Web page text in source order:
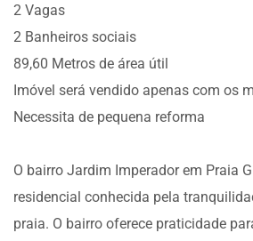
2 Vagas
2 Banheiros sociais
89,60 Metros de área útil
Imóvel será vendido apenas com os
Necessita de pequena reforma
O bairro Jardim Imperador em Praia
residencial conhecida pela
praia. O bairro oferece praticidade